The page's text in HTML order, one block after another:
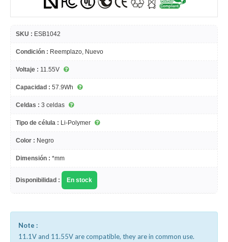
SKU : ESB1042
Condición : Reemplazo, Nuevo
Voltaje : 11.55V
Capacidad : 57.9Wh
Celdas : 3 celdas
Tipo de célula : Li-Polymer
Color : Negro
Dimensión : *mm
Disponibilidad : En stock
Note :
11.1V and 11.55V are compatible, they are in common use.